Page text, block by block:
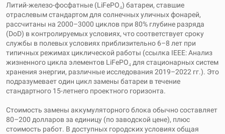
Литий-железо-фосфатные (LiFePO₄) батареи, ставшие
отраслевым стандартом для солнечных уличных фонарей,
рассчитаны на 2000–3000 циклов при 80% глубине разряда
(DoD) в контролируемых условиях, что соответствует сроку
службы в полевых условиях приблизительно 6–8 лет при
типичных режимах циклической работы (ссылка IEEE: Анализ
жизненного цикла элементов LiFePO₄ для стационарных систем
хранения энергии, различные исследования 2019–2022 гг.). Это
подразумевает один цикл замены батареи в течение
стандартного 15-летнего проектного горизонта.
Стоимость замены аккумуляторного блока обычно составляет
80–200 долларов за единицу (по заводской цене), плюс
стоимость работ. В доступных городских условиях общая